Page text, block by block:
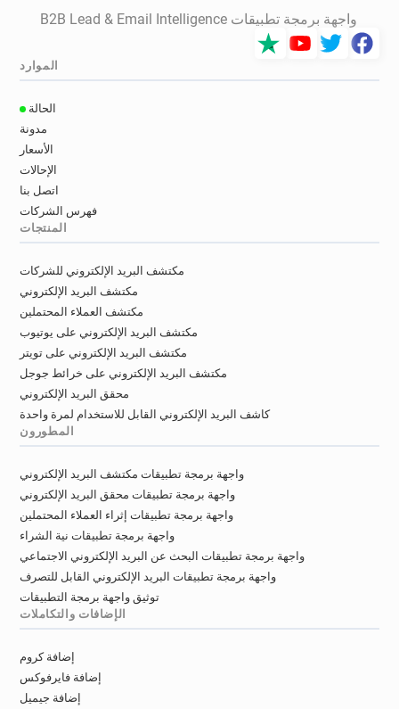
واجهة برمجة تطبيقات B2B Lead & Email Intelligence
الموارد
الحالة
مدونة
الأسعار
الإحالات
اتصل بنا
فهرس الشركات
المنتجات
مكتشف البريد الإلكتروني للشركات
مكتشف البريد الإلكتروني
مكتشف العملاء المحتملين
مكتشف البريد الإلكتروني على يوتيوب
مكتشف البريد الإلكتروني على تويتر
مكتشف البريد الإلكتروني على خرائط جوجل
محقق البريد الإلكتروني
كاشف البريد الإلكتروني القابل للاستخدام لمرة واحدة
المطورون
واجهة برمجة تطبيقات مكتشف البريد الإلكتروني
واجهة برمجة تطبيقات محقق البريد الإلكتروني
واجهة برمجة تطبيقات إثراء العملاء المحتملين
واجهة برمجة تطبيقات نية الشراء
واجهة برمجة تطبيقات البحث عن البريد الإلكتروني الاجتماعي
واجهة برمجة تطبيقات البريد الإلكتروني القابل للتصرف
توثيق واجهة برمجة التطبيقات
الإضافات والتكاملات
إضافة كروم
إضافة فايرفوكس
إضافة جيميل